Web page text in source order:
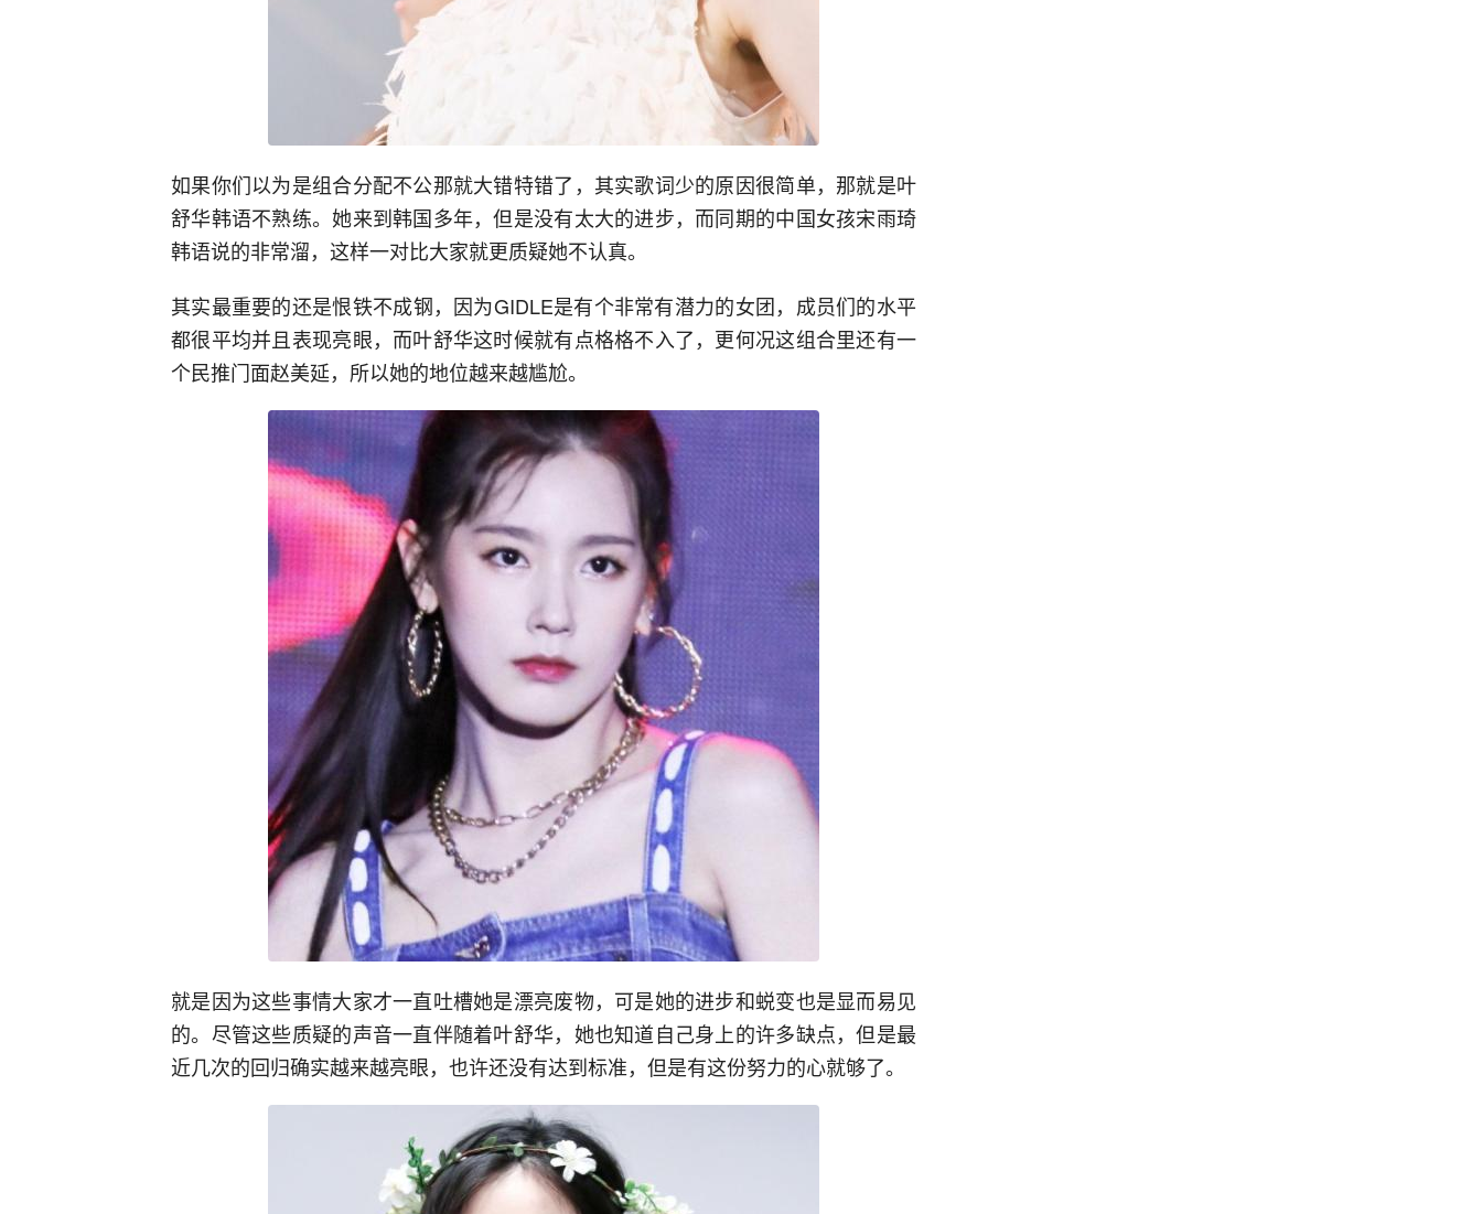
如果你们以为是组合分配不公那就大错特错了，其实歌词少的原因很简单，那就是叶
舒华韩语不熟练。她来到韩国多年，但是没有太大的进步，而同期的中国女孩宋雨琦
韩语说的非常溜，这样一对比大家就更质疑她不认真。
其实最重要的还是恨铁不成钢，因为GIDLE是有个非常有潜力的女团，成员们的水平
都很平均并且表现亮眼，而叶舒华这时候就有点格格不入了，更何况这组合里还有一
个民推门面赵美延，所以她的地位越来越尴尬。
就是因为这些事情大家才一直吐槽她是漂亮废物，可是她的进步和蜕变也是显而易见
的。尽管这些质疑的声音一直伴随着叶舒华，她也知道自己身上的许多缺点，但是最
近几次的回归确实越来越亮眼，也许还没有达到标准，但是有这份努力的心就够了。